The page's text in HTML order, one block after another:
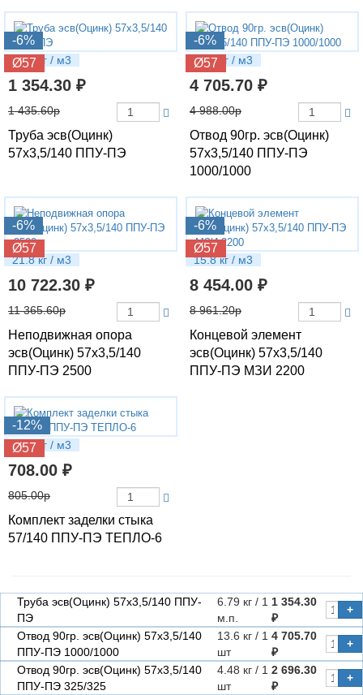
-6%
Ø57
6.79 кг / м3
1 354.30 ₽
1 435.60р
Труба эсв(Оцинк)
57х3,5/140 ППУ-ПЭ
-6%
Ø57
13.6 кг / м3
4 705.70 ₽
4 988.00р
Отвод 90гр. эсв(Оцинк)
57х3,5/140 ППУ-ПЭ
1000/1000
-6%
Ø57
21.8 кг / м3
10 722.30 ₽
11 365.60р
Неподвижная опора
эсв(Оцинк) 57х3,5/140
ППУ-ПЭ 2500
-6%
Ø57
15.8 кг / м3
8 454.00 ₽
8 961.20р
Концевой элемент
эсв(Оцинк) 57х3,5/140
ППУ-ПЭ МЗИ 2200
-12%
Ø57
1.36 кг / м3
708.00 ₽
805.00р
Комплект заделки стыка
57/140 ППУ-ПЭ ТЕПЛО-6
Труба эсв(Оцинк) 57х3,5/140 ППУ-
ПЭ
6.79 кг / 1
м.п.
1 354.30
₽
+
Отвод 90гр. эсв(Оцинк) 57х3,5/140
ППУ-ПЭ 1000/1000
13.6 кг / 1
шт
4 705.70
₽
+
Отвод 90гр. эсв(Оцинк) 57х3,5/140
ППУ-ПЭ 325/325
4.48 кг / 1
шт
2 696.30
₽
+